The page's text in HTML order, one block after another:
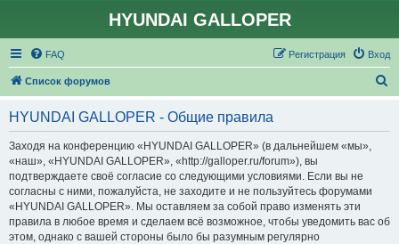
HYUNDAI GALLOPER
FAQ Вход
Регистрация
Список форумов
HYUNDAI GALLOPER - Общие правила
Заходя на конференцию «HYUNDAI GALLOPER» (в дальнейшем «мы»,
«наш», «HYUNDAI GALLOPER», «http://galloper.ru/forum»), вы
подтверждаете своё согласие со следующими условиями. Если вы не
согласны с ними, пожалуйста, не заходите и не пользуйтесь форумами
«HYUNDAI GALLOPER». Мы оставляем за собой право изменять эти
правила в любое время и сделаем всё возможное, чтобы уведомить вас об
этом, однако с вашей стороны было бы разумным регулярно